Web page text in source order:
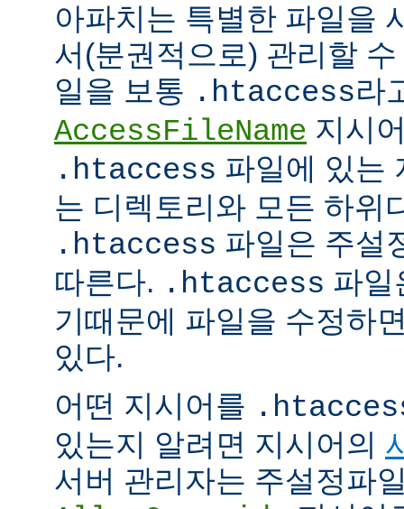
아파치는 특별한 파일을
서(분권적으로) 관리할
일을 보통 .htaccess라
AccessFileName 지시
.htaccess 파일에 있는
는 디렉토리와 모든 하위
.htaccess 파일은 주설
따른다. .htaccess 파일
기때문에 파일을 수정하
있다.
어떤 지시어를
있는지 알려면 지시어의
서버 관리자는 주설정파